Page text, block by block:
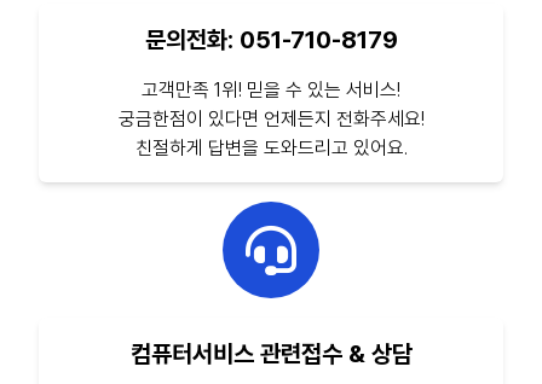
문의전화: 051-710-8179
고객만족 1위! 믿을 수 있는 서비스!
궁금한점이 있다면 언제든지 전화주세요!
친절하게 답변을 도와드리고 있어요.
컴퓨터서비스 관련접수 & 상담